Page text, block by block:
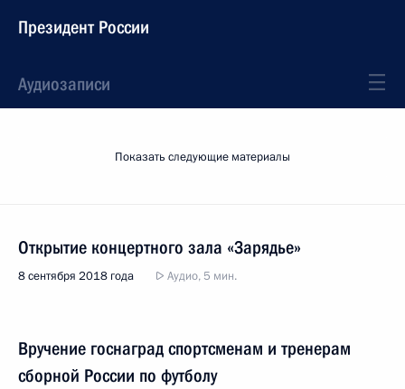
Президент России
Аудиозаписи
Показать следующие материалы
Открытие концертного зала «Зарядье»
8 сентября 2018 года Аудио, 5 мин.
Вручение госнаград спортсменам и тренерам
сборной России по футболу